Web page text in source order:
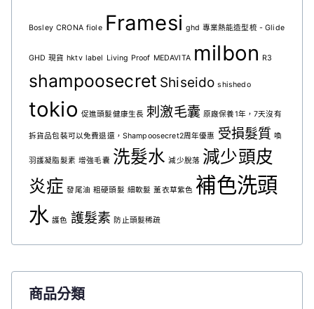
Bosley CRONA fiole Framesi ghd 專業熱能造型梳 - Glide
GHD 現貨 hktv label Living Proof MEDAVITA milbon R3
shampoosecret Shiseido shishedo
tokio 促進頭髮健康生長 刺激毛囊 原廠保養1年，7天沒有
拆貨品包裝可以免費退還，Shampoosecret2周年優惠 受損髮質 喚
羽護凝脂髮素 增強毛囊 洗髮水 減少脫落 減少頭皮
炎症 發尾油 粗硬頭髮 細軟髮 薰衣草紫色 補色洗頭
水 護色 護髮素 防止頭髮稀疏
商品分類